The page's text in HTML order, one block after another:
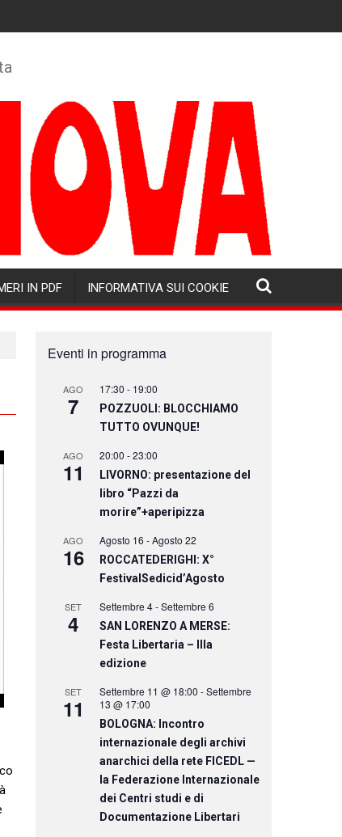
IN PDF INFORMATIVA SUI COOKIE
Eventi in programma
AGO
7
17:30 - 19:00
POZZUOLI: BLOCCHIAMO
TUTTO OVUNQUE!
AGO
11
20:00 -23:00
LIVORNO: presentazione del
libro “Pazzi da
morire”+aperipizza
AGO
16
Agosto 16 -Agosto 22
ROCCATEDERIGHI: X°
FestivalSedicid’Agosto
SET
4
Settembre 4-Settembre 6
SAN LORENZO A MERSE:
Festa Libertaria – IIIa
edizione
SET
11
Settembre 11 @ 18:00 -Settembre
13 @ 17:00
BOLOGNA: Incontro
internazionale degli archivi
anarchici della rete FICEDL —
la Federazione Internazionale
dei Centri studi e di
Documentazione Libertari